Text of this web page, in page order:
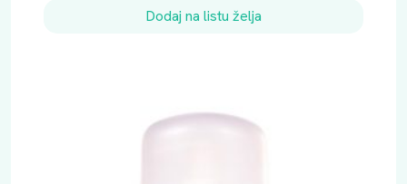
Dodaj na listu želja